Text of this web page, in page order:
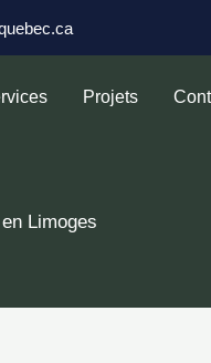
Projets
Limoges